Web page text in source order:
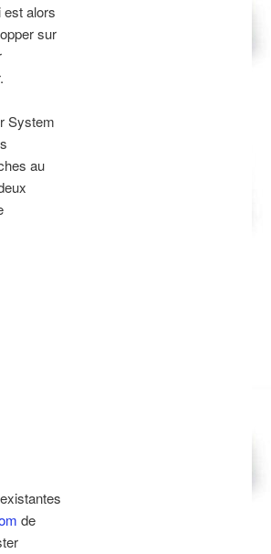
alors
sur
System
au
de